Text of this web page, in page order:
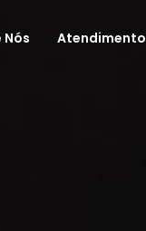
Nós Atendimento